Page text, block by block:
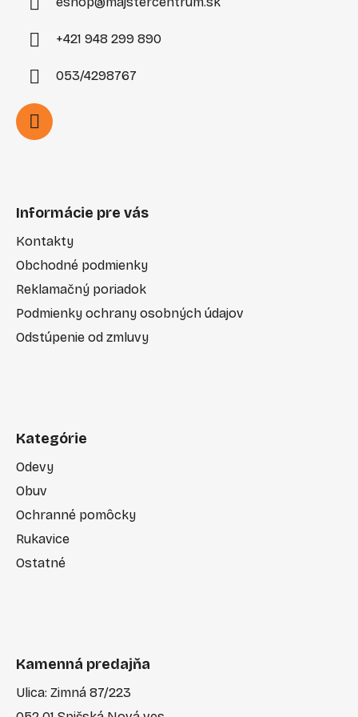
+421 948 299 890
053/4298767
Informácie pre vás
Kontakty
Obchodné podmienky
Reklamačný poriadok
Podmienky ochrany osobných údajov
Odstúpenie od zmluvy
Kategórie
Odevy
Obuv
Ochranné pomôcky
Rukavice
Ostatné
Kamenná predajňa
Ulica: Zimná 87/223